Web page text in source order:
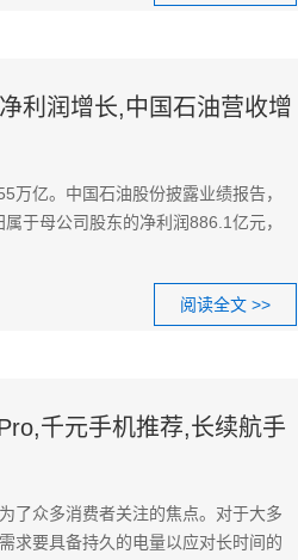
利润增长,中国石油营收增
万亿。中国石油股份披露业绩报告，
于母公司股东的净利润886.1亿元，
阅读全文 >>
千元手机推荐,长续航手
了众多消费者关注的焦点。对于大多
求要具备持久的电量以应对长时间的